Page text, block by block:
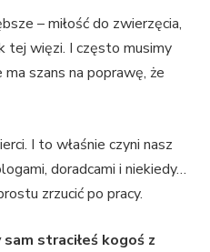
– miłość do zwierzęcia,
tej więzi. I często musimy
szans na poprawę, że
I to właśnie czyni nasz
doradcami i niekiedy…
zrzucić po pracy.
straciłeś kogoś z